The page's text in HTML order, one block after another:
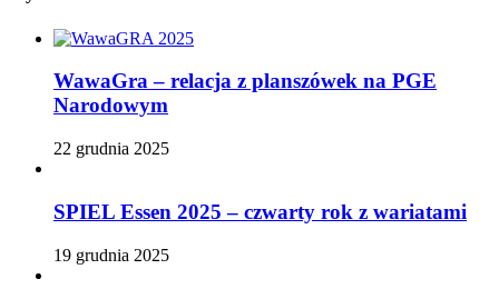
WawaGra – relacja z planszówek na PGE
Narodowym
22 grudnia 2025
SPIEL Essen 2025 – czwarty rok z wariatami
19 grudnia 2025